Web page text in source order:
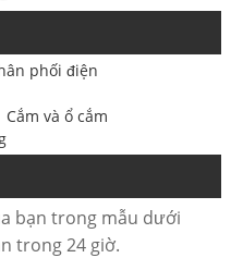
phối điện
Cắm và ổ cắm
bạn trong mẫu dưới
trong 24 giờ.